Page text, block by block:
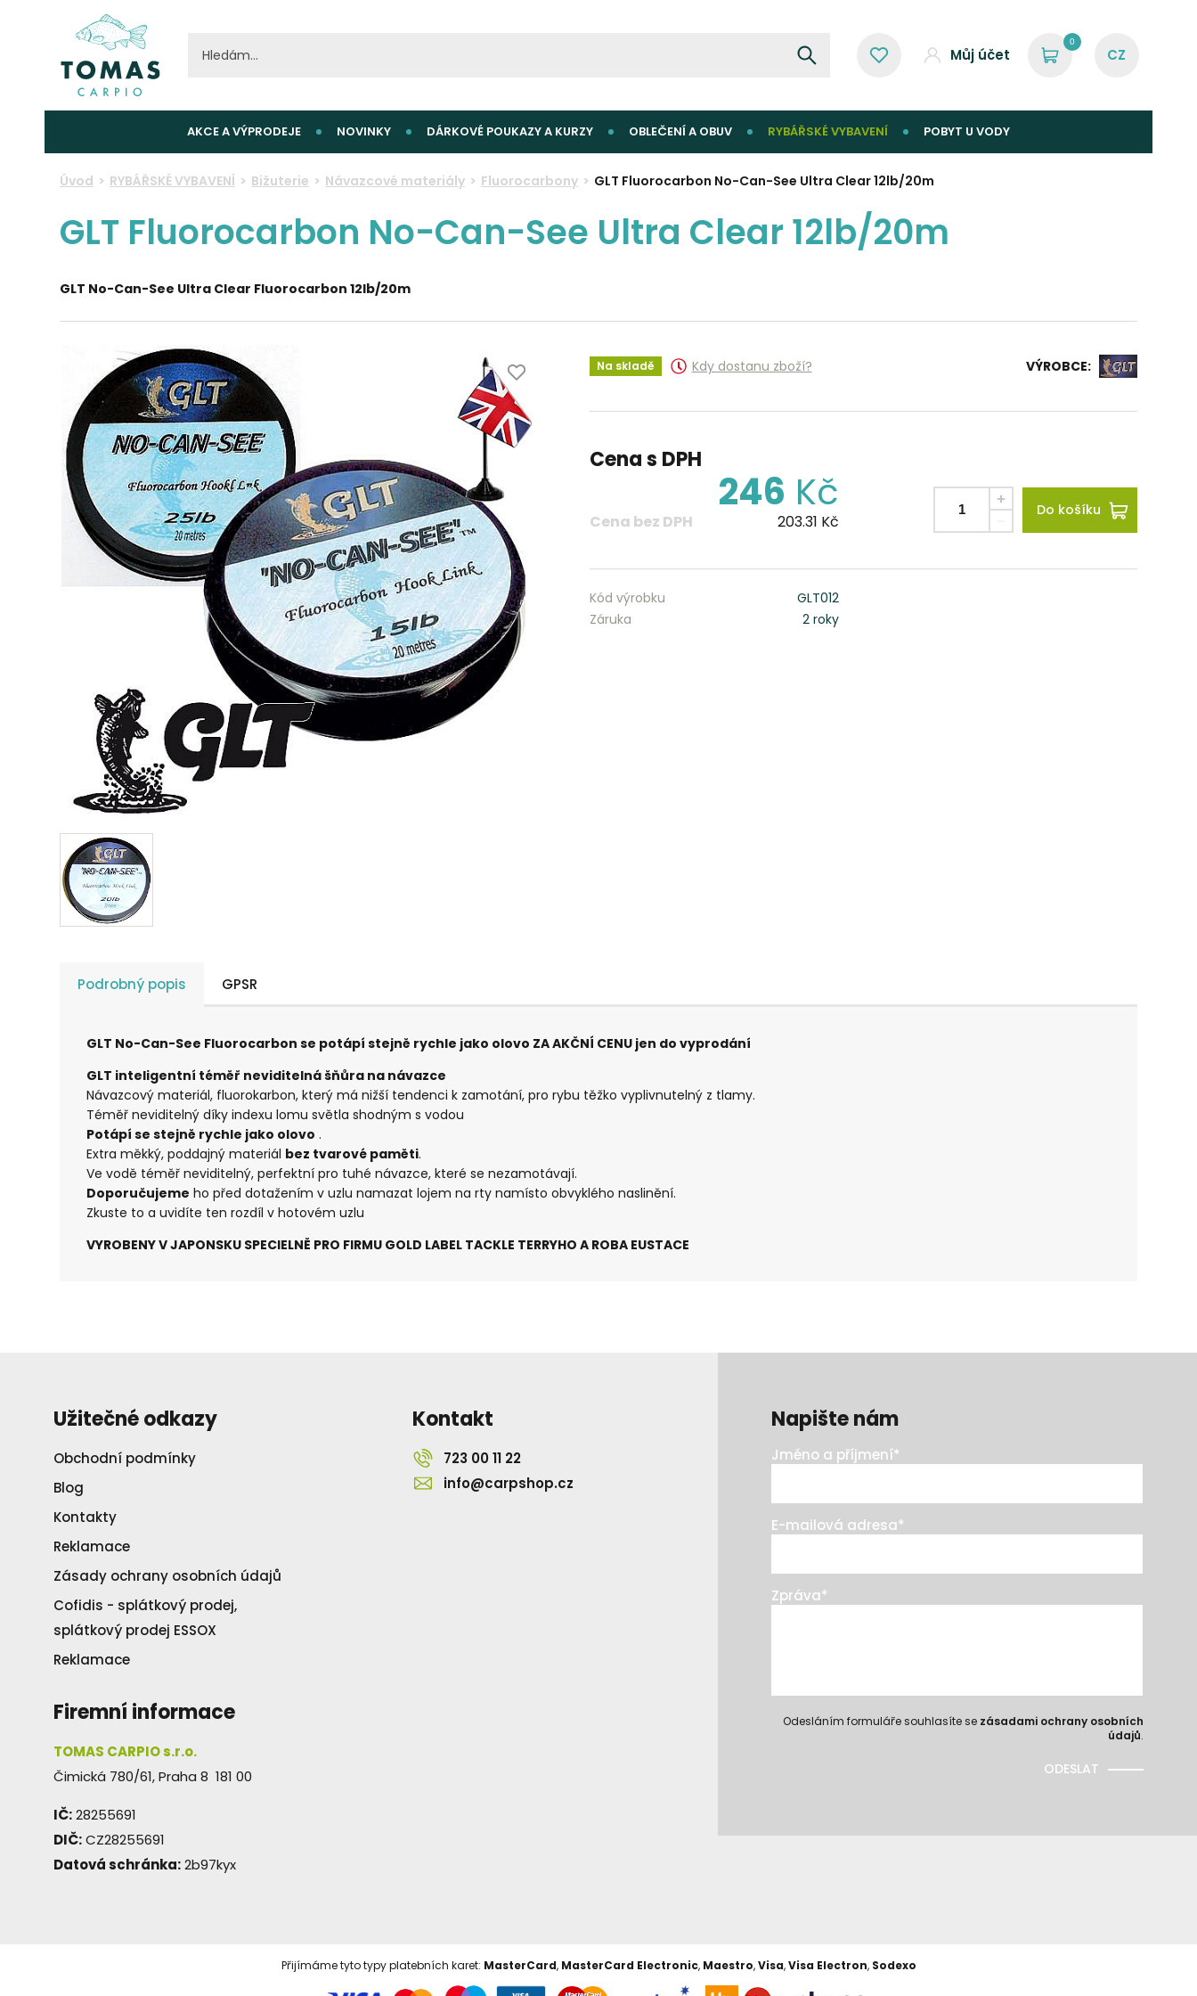
Můj účet
0
AKCE A VÝPRODEJE NOVINKY DÁRKOVÉ POUKAZY A KURZY OBLEČENÍ A OBUV RYBÁŘSKÉ VYBAVENÍ POBYT U VODY
Úvod RYBÁŘSKÉ VYBAVENÍ Bižuterie Návazcové materiály Fluorocarbony GLT Fluorocarbon No-Can-See Ultra Clear 12lb/20m
GLT Fluorocarbon No-Can-See Ultra Clear 12lb/20m
GLT No-Can-See Ultra Clear Fluorocarbon 12lb/20m
Na skladě Kdy dostanu zboží? VÝROBCE:
Cena s DPH
246 Kč
Cena bez DPH 203.31 Kč
Do košíku
Kód výrobku
GLT012
Záruka
2 roky
Podrobný popis GPSR
GLT No-Can-See Fluorocarbon se potápí stejně rychle jako olovo ZA AKČNÍ CENU jen do vyprodání
GLT inteligentní téměř neviditelná šňůra na návazce
Návazcový materiál, fluorokarbon, který má nižší tendenci k zamotání, pro rybu těžko vyplivnutelný z tlamy.
Téměř neviditelný díky indexu lomu světla shodným s vodou
Potápí se stejně rychle jako olovo .
Extra měkký, poddajný materiál bez tvarové paměti.
Ve vodě téměř neviditelný, perfektní pro tuhé návazce, které se nezamotávají.
Doporučujeme ho před dotažením v uzlu namazat lojem na rty namísto obvyklého naslinění.
Zkuste to a uvidíte ten rozdíl v hotovém uzlu
VYROBENY V JAPONSKU SPECIELNĚ PRO FIRMU GOLD LABEL TACKLE TERRYHO A ROBA EUSTACE
Užitečné odkazy
Obchodní podmínky
Blog
Kontakty
Reklamace
Zásady ochrany osobních údajů
Cofidis - splátkový prodej,
splátkový prodej ESSOX
Reklamace
Firemní informace
TOMAS CARPIO s.r.o.
Čimická 780/61, Praha 8 181 00
IČ:28255691
DIČ:CZ28255691
Datová schránka:2b97kyx
Kontakt
723 00 11 22
info@carpshop.cz
Napište nám
Jméno a příjmení*
E-mailová adresa*
Zpráva*
Odesláním formuláře souhlasíte se zásadami ochrany osobních
údajů.
ODESLAT
Přijímáme tyto typy platebních karet: MasterCard, MasterCard Electronic, Maestro,Visa,Visa Electron, Sodexo